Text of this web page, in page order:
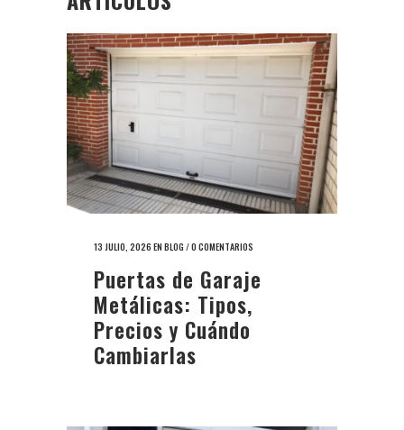
13 JULIO, 2026 EN BLOG /0 COMENTARIOS
Puertas de Garaje
Metálicas: Tipos,
Precios y Cuándo
Cambiarlas